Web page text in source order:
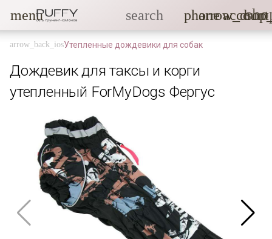
menu search phone
Утепленные дождевики для собак
Дождевик для таксы и корги
утепленный ForMyDogs Фергус